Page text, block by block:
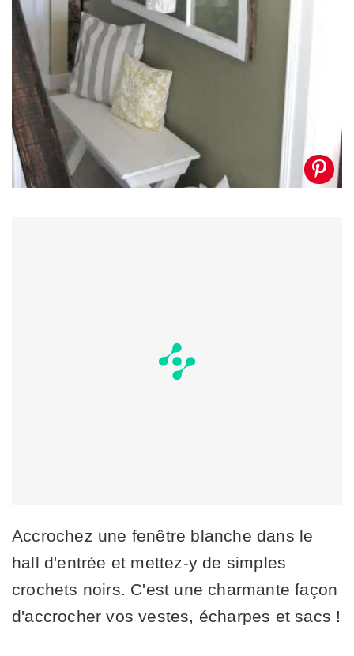
Accrochez une fenêtre blanche dans le
hall d'entrée et mettez-y de simples
crochets noirs. C'est une charmante façon
d'accrocher vos vestes, écharpes et sacs !